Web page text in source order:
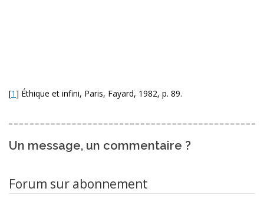
[1] Éthique et infini, Paris, Fayard, 1982, p. 89.
Un message, un commentaire ?
Forum sur abonnement